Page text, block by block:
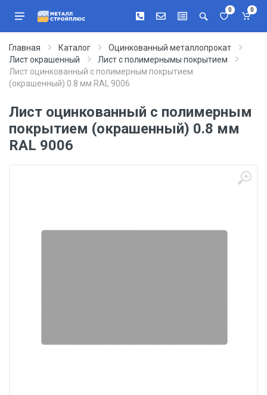
0 0
Главная Каталог
Оцинкованный металлопрокат
Лист окрашенный
Лист с полимернымы покрытием
Лист оцинкованный с полимерным покрытием
(окрашенный) 0.8 мм RAL 9006
Лист оцинкованный с полимерным
покрытием (окрашенный) 0.8 мм
RAL 9006